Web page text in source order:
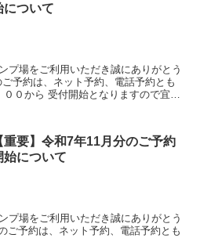
について
プ場をご利用いただき誠にありがとう
予約は、ネット予約、電話予約とも
０から 受付開始となりますので宜し
重要】令和7年11月分のご予約
始について
プ場をご利用いただき誠にありがとう
ご予約は、ネット予約、電話予約とも